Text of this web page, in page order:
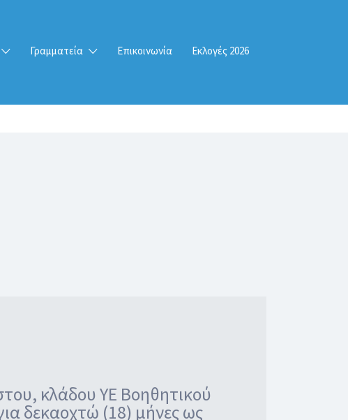
Γραμματεία Επικοινωνία Εκλογές 2026
κλάδου ΥΕ Βοηθητικού
δεκαοχτώ (18) μήνες ως